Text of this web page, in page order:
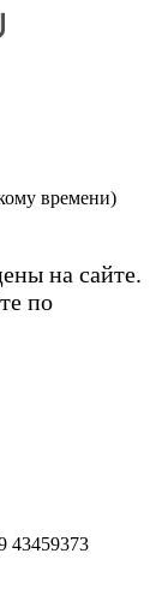
времени)
на сайте.
по
43459373